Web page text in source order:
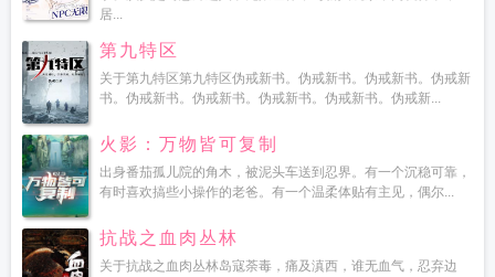
居...
第九特区
关于第九特区第九特区伪戒新书。伪戒新书。伪戒新书。伪戒新
书。伪戒新书。伪戒新书。伪戒新书。伪戒新书。伪戒新...
火影：万物皆可复制
出身番茄孤儿院的角木，被泥头车送到忍界。有一个沉稳可靠，
有时喜欢搞些小操作的老爸。有一个温柔体贴有主见，偶尔...
抗战之血肉丛林
关于抗战之血肉丛林岛寇荼毒，痛及滇西，谁无血气，忍弃边